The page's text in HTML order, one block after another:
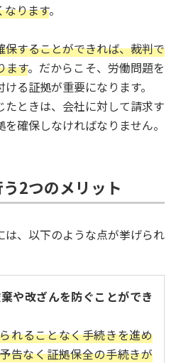
なります。
することができれば、裁判で
ます。だからこそ、労働問題を
る証拠が重要になります。
たときは、会社に対して請求す
確保しなければなりません。
う2つのメリット
、以下のような点が挙げられ
や改ざんを防ぐことができ
れることなく手続きを進め
告なく証拠保全の手続きが